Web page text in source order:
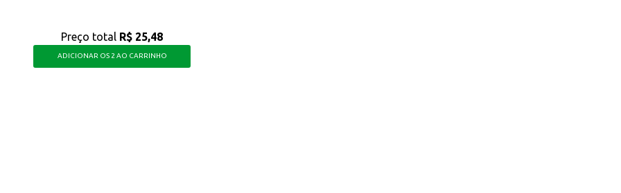
Preço total R$ 25,48
ADICIONAR OS 2 AO CARRINHO